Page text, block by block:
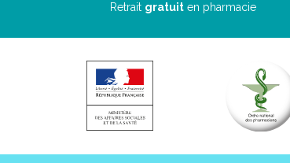
Retrait gratuit en pharmacie